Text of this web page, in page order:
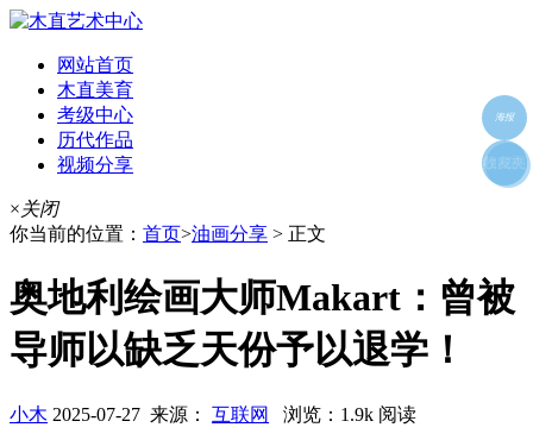
网站首页
木直美育
考级中心
历代作品
视频分享
×关闭
你当前的位置： 首页>油画分享 > 正文
奥地利绘画大师Makart：曾被
导师以缺乏天份予以退学！
小木 2025-07-27 来源： 互联网 浏览：1.9k 阅读
海报
好友
朋友圈
收藏夹